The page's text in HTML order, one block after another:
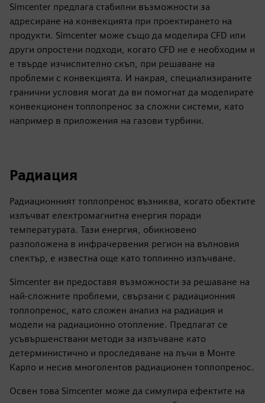
Simcenter предлага стабилни възможности за
адресиране на конвекцията при проектирането на
продукти. Simcenter може също да моделира CFD или
други опростени подходи, когато CFD не е необходим и
е твърде изчислително скъп, при решаване на
проблеми с конвекцията. И накрая, специализираните
гранични условия могат да ви помогнат да моделирате
конвекционен топлопренос за сложни системи, като
например в приложения на газови турбини.
Радиация
Радиационният топлопренос възниква, когато обектите
излъчват електромагнитна енергия поради
температурата. Тази енергия, обикновено
разположена в инфрачервения регион на вълновия
спектър, е известна още като топлинно излъчване.
Simcenter ви предоставя възможности за решаване на
най-сложните проблеми, свързани с радиационния
топлопренос, като сложен анализ на радиация и
модели на радиационно отопление. Предлагат се
усъвършенствани методи за излъчване като
детерминистично и проследяване на лъчи в Монте
Карло и несив многолентов радиационен топлопренос.
Освен това Simcenter може да симулира ефектите на